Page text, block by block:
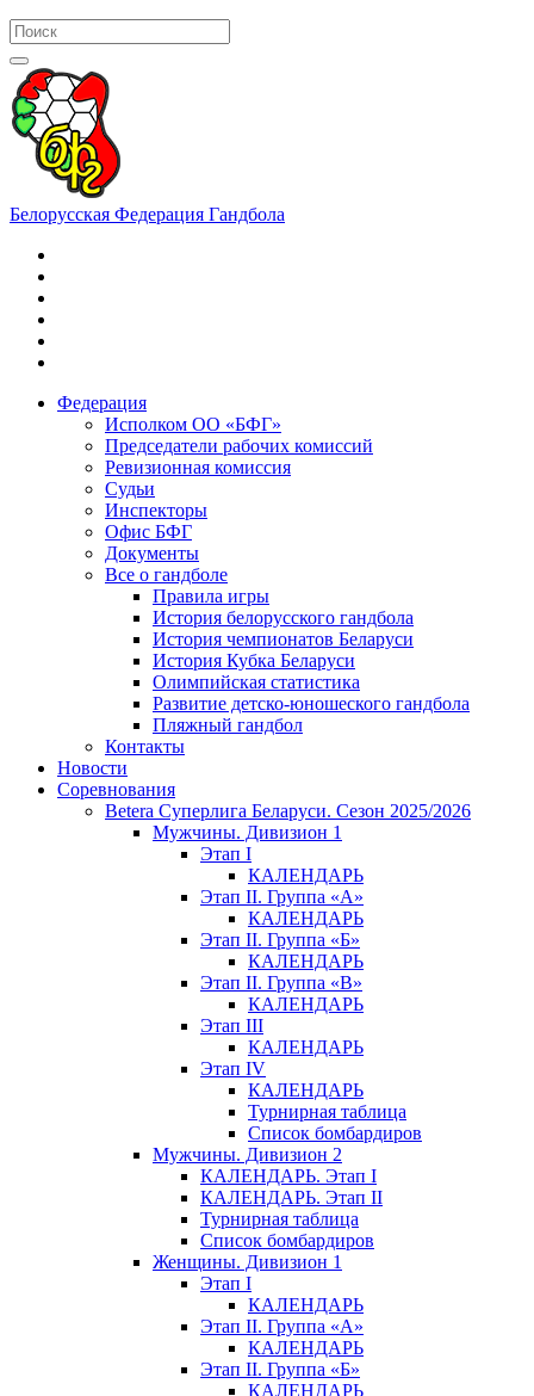
Белорусская Федерация Гандбола
Федерация
Исполком ОО «БФГ»
Председатели рабочих комиссий
Ревизионная комиссия
Судьи
Инспекторы
Офис БФГ
Документы
Все о гандболе
Правила игры
История белорусского гандбола
История чемпионатов Беларуси
История Кубка Беларуси
Олимпийская статистика
Развитие детско-юношеского гандбола
Пляжный гандбол
Контакты
Новости
Соревнования
Betera Суперлига Беларуси. Сезон 2025/2026
Мужчины. Дивизион 1
Этап I
КАЛЕНДАРЬ
Этап II. Группа «А»
КАЛЕНДАРЬ
Этап II. Группа «Б»
КАЛЕНДАРЬ
Этап II. Группа «В»
КАЛЕНДАРЬ
Этап III
КАЛЕНДАРЬ
Этап IV
КАЛЕНДАРЬ
Турнирная таблица
Список бомбардиров
Мужчины. Дивизион 2
КАЛЕНДАРЬ. Этап I
КАЛЕНДАРЬ. Этап II
Турнирная таблица
Список бомбардиров
Женщины. Дивизион 1
Этап I
КАЛЕНДАРЬ
Этап II. Группа «А»
КАЛЕНДАРЬ
Этап II. Группа «Б»
КАЛЕНДАРЬ